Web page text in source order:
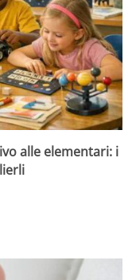
alle elementari: i